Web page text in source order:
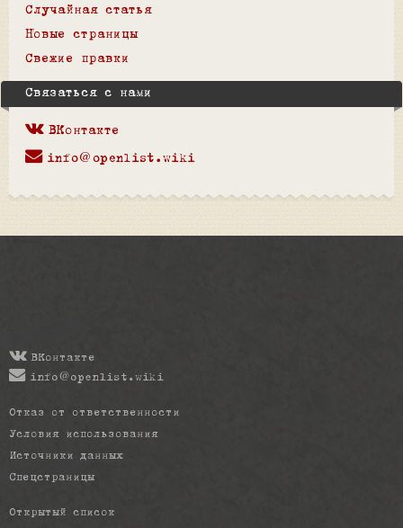
Случайная статья
Новые страницы
Свежие правки
Связаться с нами
ВКонтакте
info@openlist.wiki
ВКонтакте
info@openlist.wiki
Отказ от ответственности
Условия использования
Источники данных
Спецстраницы
Открытый список